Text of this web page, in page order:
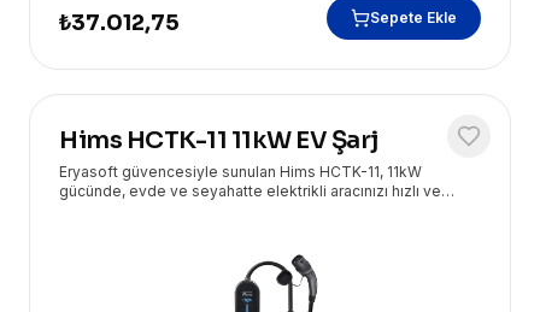
₺37.012,75 Sepete Ekle
Hims HCTK-11 11kW EV Şarj
Eryasoft güvencesiyle sunulan Hims HCTK-11, 11kW
gücünde, evde ve seyahatte elektrikli aracınızı hızlı ve